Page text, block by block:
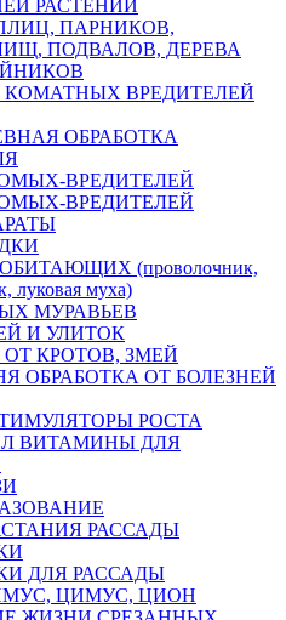
РАСТЕНИЙ
ПАРНИКОВ,
ПОДВАЛОВ, ДЕРЕВА
ВРЕДИТЕЛЕЙ
ОБРАБОТКА
ВРЕДИТЕЛЕЙ
ВРЕДИТЕЛЕЙ
(проволочник,
луковая муха)
МУРАВЬЕВ
И УЛИТОК
ОТ КРОТОВ, ЗМЕЙ
ОБРАБОТКА ОТ БОЛЕЗНЕЙ
РОСТА
ВИТАМИНЫ ДЛЯ
РАССАДЫ
ДЛЯ РАССАДЫ
ЦИМУС, ЦИОН